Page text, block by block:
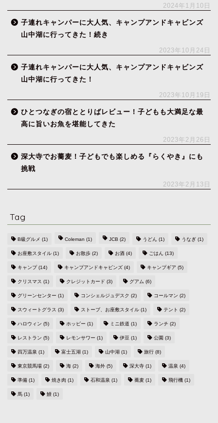
2024年1月10日
子連れキャンパーに大人気、キャンプアンドキャビンズ
山中湖に行ってきた！続き
2023年10月24日
子連れキャンパーに大人気、キャンプアンドキャビンズ
山中湖に行ってきた！
2023年10月19日
ひとつなぎの宿ととりばレビュー！子どもも大満足な最
高に旨いお魚を堪能してきた
2023年2月26日
深大寺でお蕎麦！子どもでも楽しめる『らくやき』にも
挑戦
2023年2月13日
Tag
B級グルメ (1) Coleman (1) JCB (2) うどん (1) うなぎ (1)
お座敷スタイル (1) お散歩 (2) お酒 (4) ごはん (13)
キャンプ(14) キャンプアンドキャビンズ (4) キャンプギア (5)
クリスマス (1) クレジットカード (3) グアム (6)
グリーンセンター (1) コンシェルジュデスク (2) コールマン (2)
スウィートグラス (3) ストーブ、お座敷スタイル (1) テント (2)
ハロウィン (5) ホッピー (1) ミニ鉄道 (1) ランチ (2)
レストラン (5) レモンサワー (1) 伊豆 (1) 公園 (3)
四万温泉 (1) 富士五湖 (1) 山中湖 (1) 旅行 (8)
東京競馬場 (2) 海 (2) 海外 (5) 深大寺 (1) 温泉 (4)
準備 (1) 焼き肉 (1) 石和温泉 (1) 蕎麦 (1) 飛行機 (1)
馬 (1) 鰻 (1)